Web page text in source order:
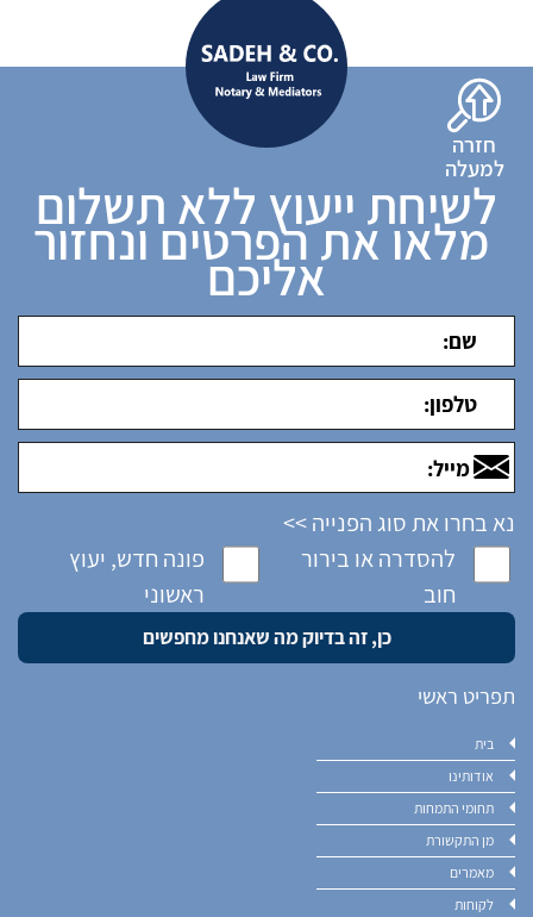
חזרה
למעלה
לשיחת ייעוץ ללא תשלום
מלאו את הפרטים ונחזור
אליכם
נא בחרו את סוג הפנייה >>
להסדרה או בירור
חוב
פונה חדש, יעוץ
ראשוני
תפריט ראשי
בית
אודותינו
תחומי התמחות
מן התקשורת
מאמרים
לקוחות